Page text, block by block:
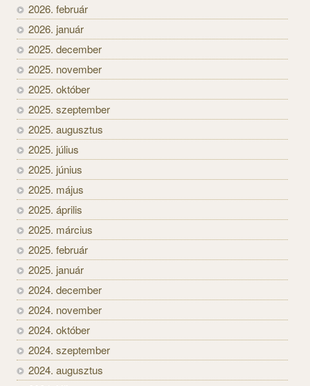
2026. február
2026. január
2025. december
2025. november
2025. október
2025. szeptember
2025. augusztus
2025. július
2025. június
2025. május
2025. április
2025. március
2025. február
2025. január
2024. december
2024. november
2024. október
2024. szeptember
2024. augusztus